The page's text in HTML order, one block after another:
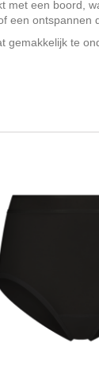
met een boord,
een
te